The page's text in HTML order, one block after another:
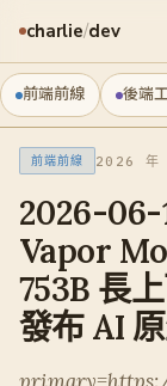
charlie/dev
前端前線 後端
前端前線 2026
2026-06-
Vapor
753B 長
發布 AI